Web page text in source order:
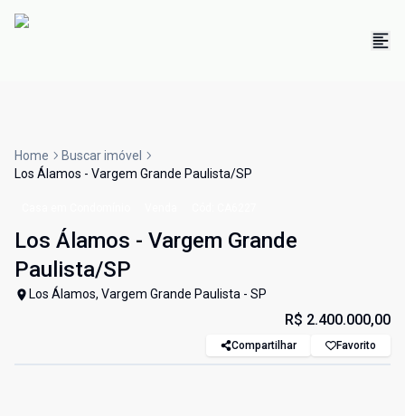
Home
Buscar imóvel
Los Álamos - Vargem Grande Paulista/SP
Los Álamos - Vargem Grande
Paulista/SP
Los Álamos, Vargem Grande Paulista - SP
R$ 2.400.000,00
Compartilhar Favorito